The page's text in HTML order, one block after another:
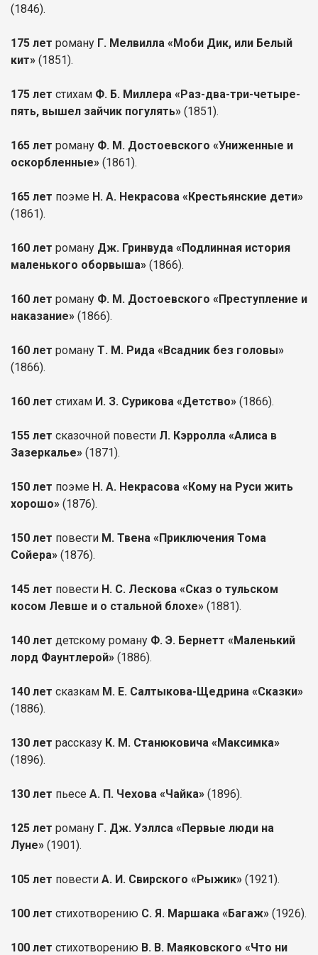
(1846).
175 лет роману Г. Мелвилла «Моби Дик, или Белый
кит» (1851).
175 лет стихам Ф. Б. Миллера «Раз-два-три-четыре-
пять, вышел зайчик погулять» (1851).
165 лет роману Ф. М. Достоевского «Униженные и
оскорбленные» (1861).
165 лет поэме Н. А. Некрасова «Крестьянские дети»
(1861).
160 лет роману Дж. Гринвуда «Подлинная история
маленького оборвыша» (1866).
160 лет роману Ф. М. Достоевского «Преступление и
наказание» (1866).
160 лет роману Т. М. Рида «Всадник без головы»
(1866).
160 лет стихам И. З. Сурикова «Детство» (1866).
155 лет сказочной повести Л. Кэрролла «Алиса в
Зазеркалье» (1871).
150 лет поэме Н. А. Некрасова «Кому на Руси жить
хорошо» (1876).
150 лет повести М. Твена «Приключения Тома
Сойера» (1876).
145 лет повести Н. С. Лескова «Сказ о тульском
косом Левше и о стальной блохе» (1881).
140 лет детскому роману Ф. Э. Бернетт «Маленький
лорд Фаунтлерой» (1886).
140 лет сказкам М. Е. Салтыкова-Щедрина «Сказки»
(1886).
130 лет рассказу К. М. Станюковича «Максимка»
(1896).
130 лет пьесе А. П. Чехова «Чайка» (1896).
125 лет роману Г. Дж. Уэллса «Первые люди на
Луне» (1901).
105 лет повести А. И. Свирского «Рыжик» (1921).
100 лет стихотворению С. Я. Маршака «Багаж» (1926).
100 лет стихотворению В. В. Маяковского «Что ни